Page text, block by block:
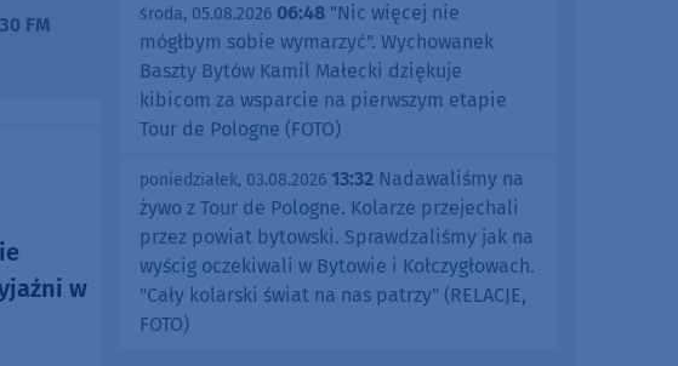
FM
w
środa, 05.08.2026 06:48 "Nic więcej nie
mógłbym sobie wymarzyć". Wychowanek
Baszty Bytów Kamil Małecki dziękuje
kibicom za wsparcie na pierwszym etapie
Tour de Pologne (FOTO)
poniedziałek, 03.08.2026 13:32 Nadawaliśmy na
żywo z Tour de Pologne. Kolarze przejechali
przez powiat bytowski. Sprawdzaliśmy jak na
wyścig oczekiwali w Bytowie i Kołczygłowach.
"Cały kolarski świat na nas patrzy" (RELACJE,
FOTO)